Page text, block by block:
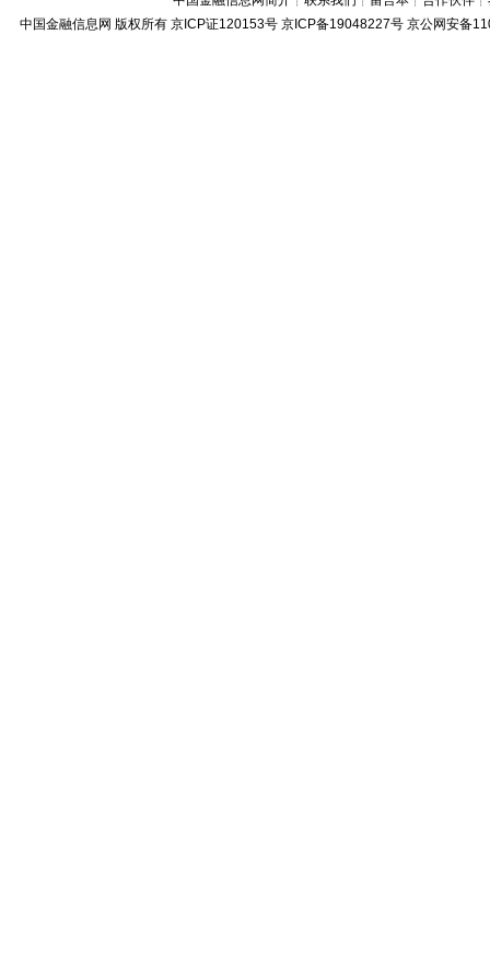
中国金融信息网 版权所有 京ICP证120153号 京ICP备19048227号 京公网安备